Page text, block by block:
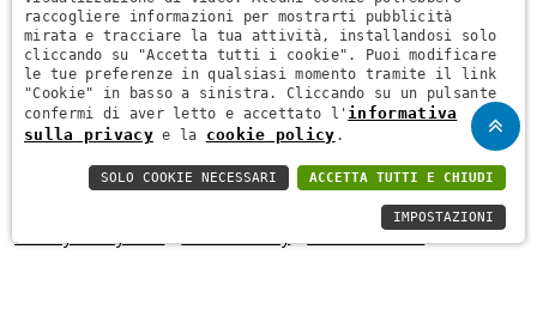
+39 045 829 9111
Privacy Policy-
Privacy Policy B2B
Area Riservata-
raccogliere informazioni per mostrarti pubblicità
mirata e tracciare la tua attività, installandosi solo
cliccando su "Accetta tutti i cookie". Puoi modificare
le tue preferenze in qualsiasi momento tramite il link
"Cookie" in basso a sinistra. Cliccando su un pulsante
confermi di aver letto e accettato l'informativa
sulla privacye la cookie policy .
ACCETTA TUTTI E CHIUDI
SOLO COOKIE NECESSARI
IMPOSTAZIONI